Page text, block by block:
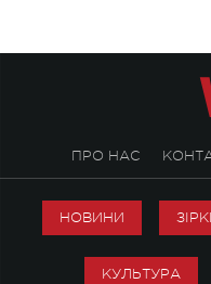
ПРО НАС
НОВИНИ
КУЛЬТУРА